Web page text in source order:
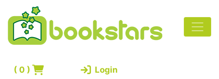
( 0 ) Login